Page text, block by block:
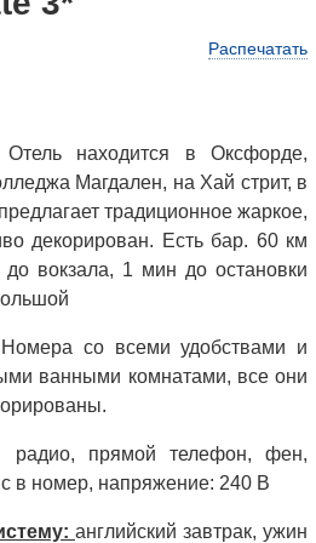
Распечатать
Отель находится в Оксфорде,
Магдален, на Хай стрит, в
традиционное жаркое,
декорирован. Есть бар. 60 км
вокзала, 1 мин до остановки
Номера со всеми удобствами и
ванными комнатами, все они
радио, прямой телефон, фен,
в номер, напряжение: 240 В
английский завтрак, ужин